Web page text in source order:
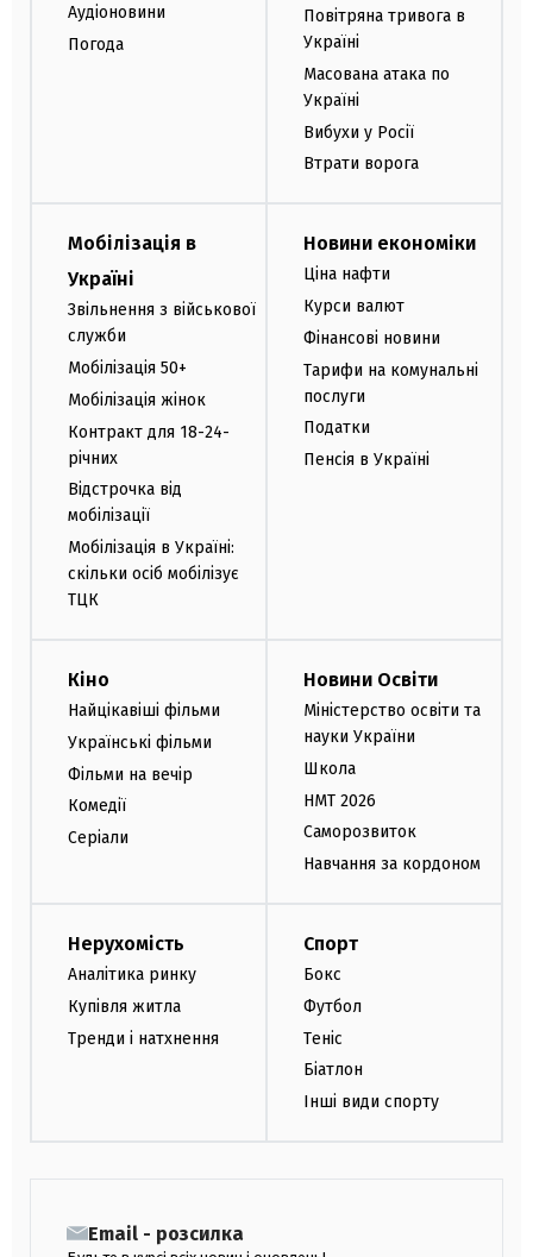
Аудіоновини
Погода
Повітряна тривога в
Україні
Масована атака по
Україні
Вибухи у Росії
Втрати ворога
Мобілізація в
Україні
Звільнення з військової
служби
Мобілізація 50+
Мобілізація жінок
Контракт для 18-24-
річних
Відстрочка від
мобілізації
Мобілізація в Україні:
скільки осіб мобілізує
ТЦК
Новини економіки
Ціна нафти
Курси валют
Фінансові новини
Тарифи на комунальні
послуги
Податки
Пенсія в Україні
Кіно
Найцікавіші фільми
Українські фільми
Фільми на вечір
Комедії
Серіали
Новини Освіти
Міністерство освіти та
науки України
Школа
НМТ 2026
Саморозвиток
Навчання за кордоном
Нерухомість
Аналітика ринку
Купівля житла
Тренди і натхнення
Спорт
Бокс
Футбол
Теніс
Біатлон
Інші види спорту
Email - розсилка